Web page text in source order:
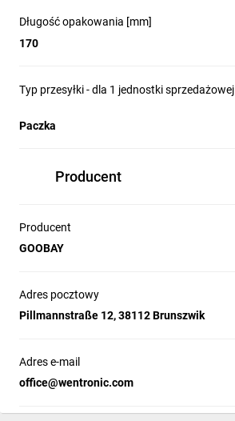
Długość opakowania [mm]
170
Typ przesyłki - dla 1 jednostki sprzedażowej
Paczka
Producent
Producent
GOOBAY
Adres pocztowy
Pillmannstraße 12, 38112 Brunszwik
Adres e-mail
office@wentronic.com